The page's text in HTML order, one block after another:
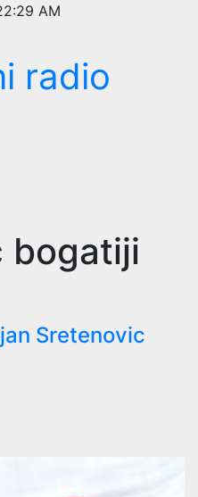
AM
radio
bogatiji
Sretenovic